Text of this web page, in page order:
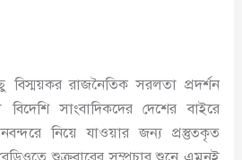
রাজনৈতিক সরলতা প্রদর্শন
সাংবাদিকদের দেশের বাইরে
নিয়ে যাওয়ার জন্য প্রস্তুতকৃত